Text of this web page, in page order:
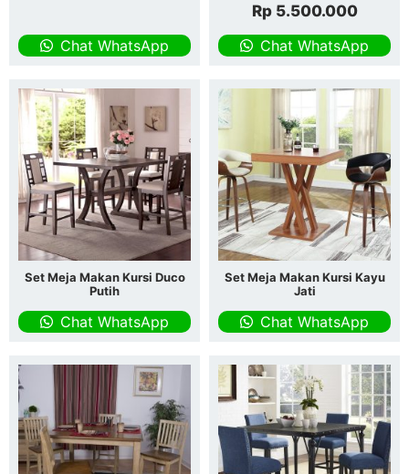
Chat WhatsApp
Rp5.500.000
Chat WhatsApp
Set Meja Makan Kursi Duco
Putih
Chat WhatsApp
Set Meja Makan Kursi Kayu
Jati
Chat WhatsApp